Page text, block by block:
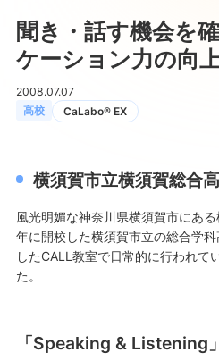
聞き・話す機会を
ケーション力の向
2008.07.07
高校
CaLabo® EX
横須賀市立横須賀総合
風光明媚な神奈川県横須賀市にあ
年に開校した横須賀市立の総合学
したCALL教室で日常的に行われて
た。
「Speaking &